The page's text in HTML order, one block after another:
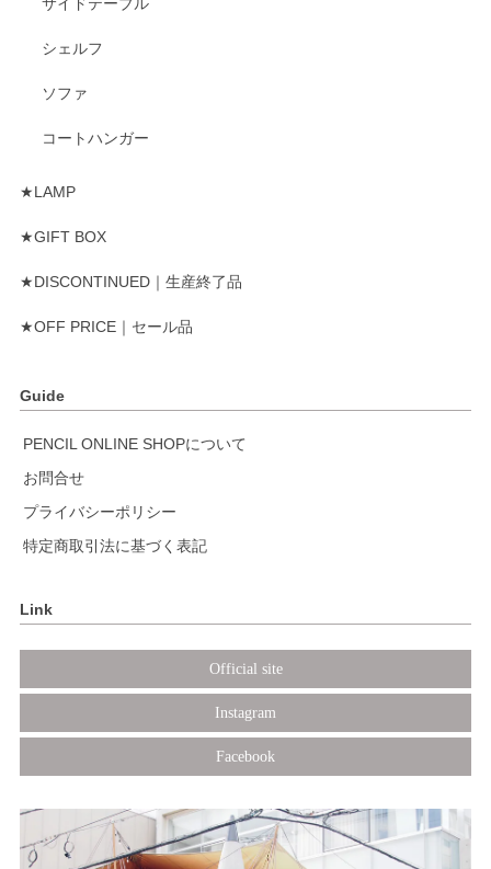
シェルフ
ソファ
コートハンガー
★LAMP
★GIFT BOX
★DISCONTINUED｜生産終了品
★OFF PRICE｜セール品
Guide
PENCIL ONLINE SHOPについて
お問合せ
プライバシーポリシー
特定商取引法に基づく表記
Link
Official site
Instagram
Facebook